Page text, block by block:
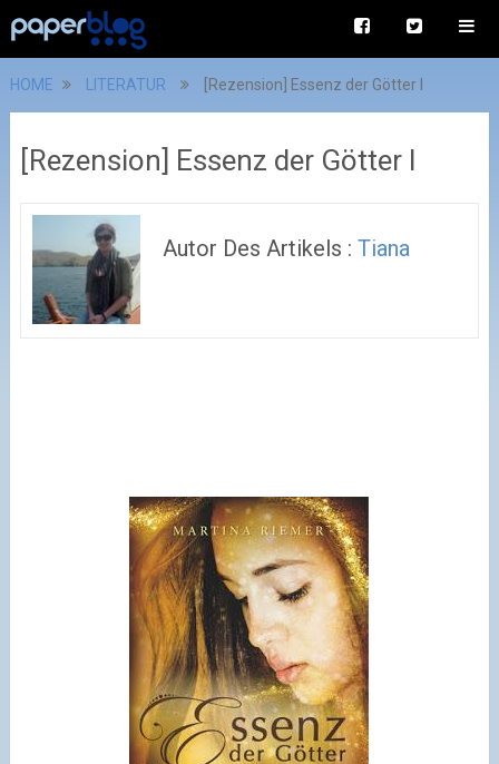
HOME LITERATUR [Rezension] Essenz der Götter I
[Rezension] Essenz der Götter I
Autor Des Artikels :Tiana